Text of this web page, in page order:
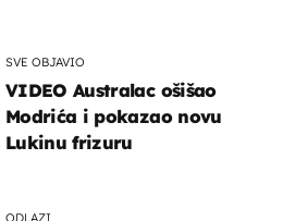
SVE OBJAVIO
VIDEO Australac ošišao
Modrića i pokazao novu
Lukinu frizuru
ODLAZI